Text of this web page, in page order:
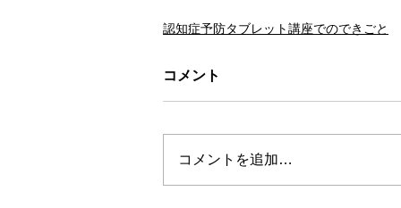
認知症予防タブレット講座でのできごと
コメント
コメントを追加…